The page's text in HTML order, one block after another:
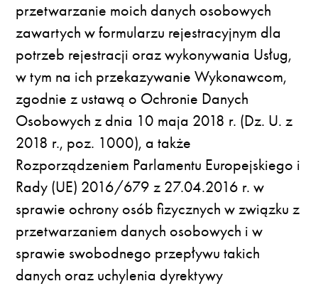
przetwarzanie moich danych osobowych
zawartych w formularzu rejestracyjnym dla
potrzeb rejestracji oraz wykonywania Usług,
w tym na ich przekazywanie Wykonawcom,
zgodnie z ustawą o Ochronie Danych
Osobowych z dnia 10 maja 2018 r. (Dz. U. z
2018 r., poz. 1000), a także
Rozporządzeniem Parlamentu Europejskiego i
Rady (UE) 2016/679 z 27.04.2016 r. w
sprawie ochrony osób fizycznych w związku z
przetwarzaniem danych osobowych i w
sprawie swobodnego przepływu takich
danych oraz uchylenia dyrektywy